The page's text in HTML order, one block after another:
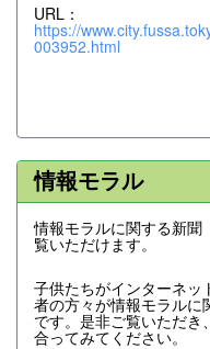
URL：
https://
003952.html
情報モラル
情報モラルに関する新聞
覧いただけます。
子供たちがインターネッ
者の方々が情報モラルに
です。是非ご覧いただき
合ってみてください。